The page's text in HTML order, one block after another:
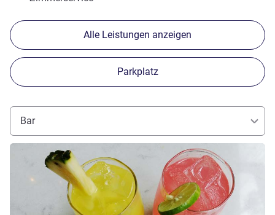
Alle Leistungen anzeigen
Parkplatz
Bar
Details ansehen